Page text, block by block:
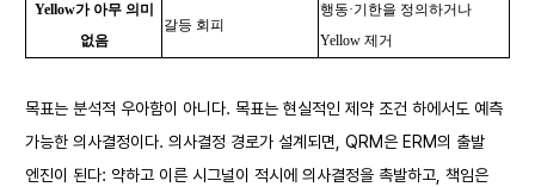
Yellow가 아무 의미
없음
갈등 회피
행동·기한을 정의하거나
Yellow 제거
목표는 분석적 우아함이 아니다. 목표는 현실적인 제약 조건 하에서도 예측
가능한 의사결정이다. 의사결정 경로가 설계되면, QRM은 ERM의 출발
엔진이 된다: 약하고 이른 시그널이 적시에 의사결정을 촉발하고, 책임은